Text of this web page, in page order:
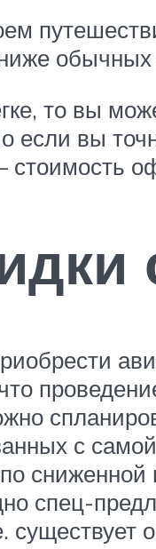
то вы
если вы
стоимость
с
спец-